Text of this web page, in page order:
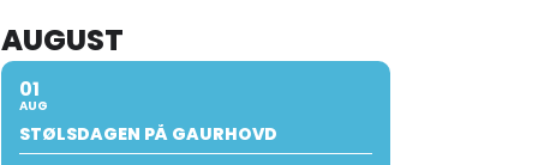
AUGUST
01
AUG
STØLSDAGEN PÅ GAURHOVD